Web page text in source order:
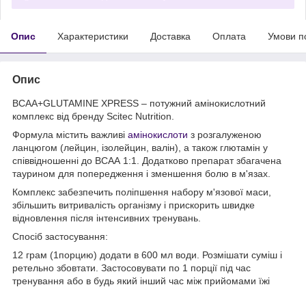
Опис Характеристики Доставка Оплата Умови
Опис
BCAA+GLUTAMINE XPRESS – потужний амінокислотний
комплекс від бренду Scitec Nutrition.
Формула містить важливі амінокислоти з розгалуженою
ланцюгом (лейцин, ізолейцин, валін), а також глютамін у
співвідношенні до ВСАА 1:1. Додатково препарат збагачена
таурином для попередження і зменшення болю в м'язах.
Комплекс забезпечить поліпшення набору м'язової маси,
збільшить витривалість організму і прискорить швидке
відновлення після інтенсивних тренувань.
Спосіб застосування:
12 грам (1порцию) додати в 600 мл води. Розмішати суміш і
ретельно збовтати. Застосовувати по 1 порції під час
тренування або в будь який інший час між прийомами їжі